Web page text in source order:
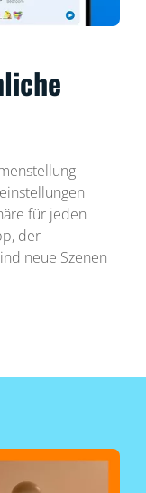
für jeden
der
neue Szenen